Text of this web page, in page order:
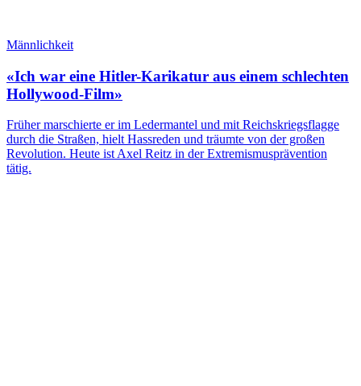
Männlichkeit
«Ich war eine Hitler-Karikatur aus einem schlechten
Hollywood-Film»
Früher marschierte er im Ledermantel und mit Reichskriegsflagge
durch die Straßen, hielt Hassreden und träumte von der großen
Revolution. Heute ist Axel Reitz in der Extremismusprävention
tätig.